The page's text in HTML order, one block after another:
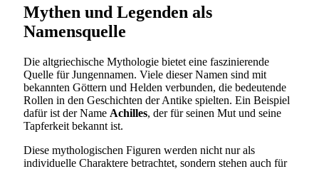
Mythen und Legenden als
Namensquelle
Die altgriechische Mythologie bietet eine faszinierende
Quelle für Jungennamen. Viele dieser Namen sind mit
bekannten Göttern und Helden verbunden, die bedeutende
Rollen in den Geschichten der Antike spielten. Ein Beispiel
dafür ist der Name Achilles, der für seinen Mut und seine
Tapferkeit bekannt ist.
Diese mythologischen Figuren werden nicht nur als
individuelle Charaktere betrachtet, sondern stehen auch für